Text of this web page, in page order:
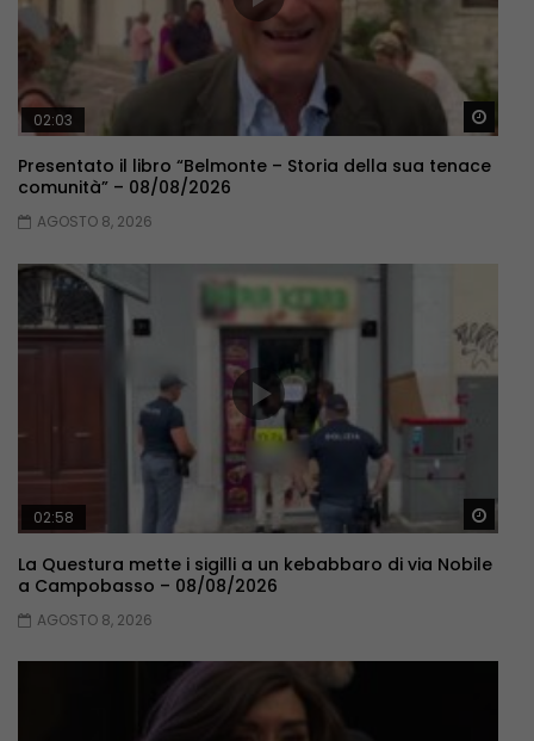
02:03
Presentato il libro “Belmonte – Storia della sua tenace
comunità” – 08/08/2026
AGOSTO 8, 2026
02:58
La Questura mette i sigilli a un kebabbaro di via Nobile
a Campobasso – 08/08/2026
AGOSTO 8, 2026